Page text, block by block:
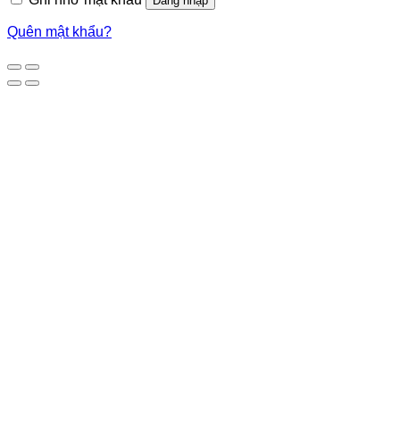
Quên mật khẩu?